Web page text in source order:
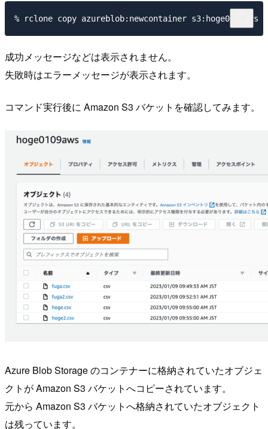
成功メッセージなどは表示されません。
失敗時はエラーメッセージが表示されます。
コマンド実行後に Amazon S3 バケットを確認してみます。
Azure Blob Storage のコンテナーに格納されていたオブジェ
クトが Amazon S3 バケットへコピーされています。
元から Amazon S3 バケットへ格納されていたオブジェクト
は残っています。